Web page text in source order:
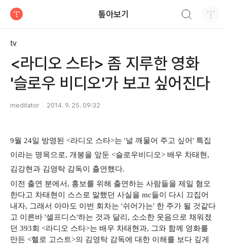
톺아보기
tv
<라디오 스타> 좀 지루한 영화
'슬로우 비디오'가 보고 싶어진다
meditator 2014. 9. 25. 09:32
9월 24일 방영된 <라디오 스타>는 '널 깨물어 주고 싶어' 특집
이라는 명목으로, 개봉을 앞둔 <슬로우비디오> 배우 차태현,
김강현과 김영탁 감독이 출연했다.
이전 출연 분에서, 홍보를 위해 출연하는 사람들을 제일 혐오
한다고 차태현이 스스로 말했던 사실을 mc들이 다시 끄집어
내자, 그래서 아마도 이번 회차는 '쉬어가는' 한 주가 될 것같다
고 이른바 '셀프디스'하는 것과 달리, 소소한 웃음으로 채워졌
던 393회 <라디오 스타>는 배우 차태현과, 그와 함께 영화를
만든 <헬로 고스트>의 김영탁 감독에 대한 이해를 보다 깊게